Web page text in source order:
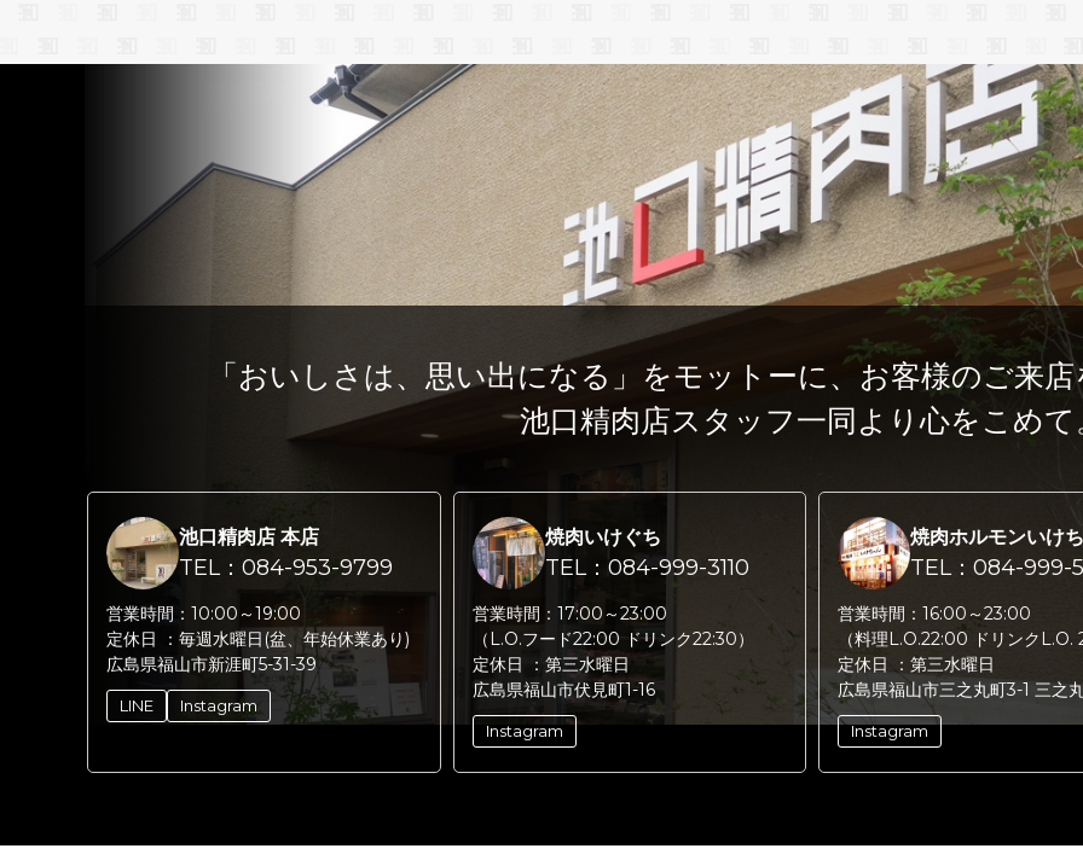
「おいしさは、思い出になる」をモットーに、 お客様のご来
池口精肉店スタッフ一同より心をこめて
池口精肉店 本店
TEL：084-953-9799
営業時間： 10:00～19:00
定休日 ： 毎週水曜日(盆、年始休業あり)
広島県福山市新涯町5-31-39
LINE Instagram
焼肉いけぐち
TEL：084-999-3110
営業時間： 17:00～23:00
（L.O.フード22:00 ドリンク22:30）
定休日 ： 第三水曜日
広島県福山市伏見町1-16
Instagram
焼肉ホルモンいけ
TEL：084-999-
営業時間： 16:00～23:00
（料理L.O.22:00 ドリンクL.O.
定休日 ： 第三水曜日
広島県福山市三之丸町3-1 三之
Instagram